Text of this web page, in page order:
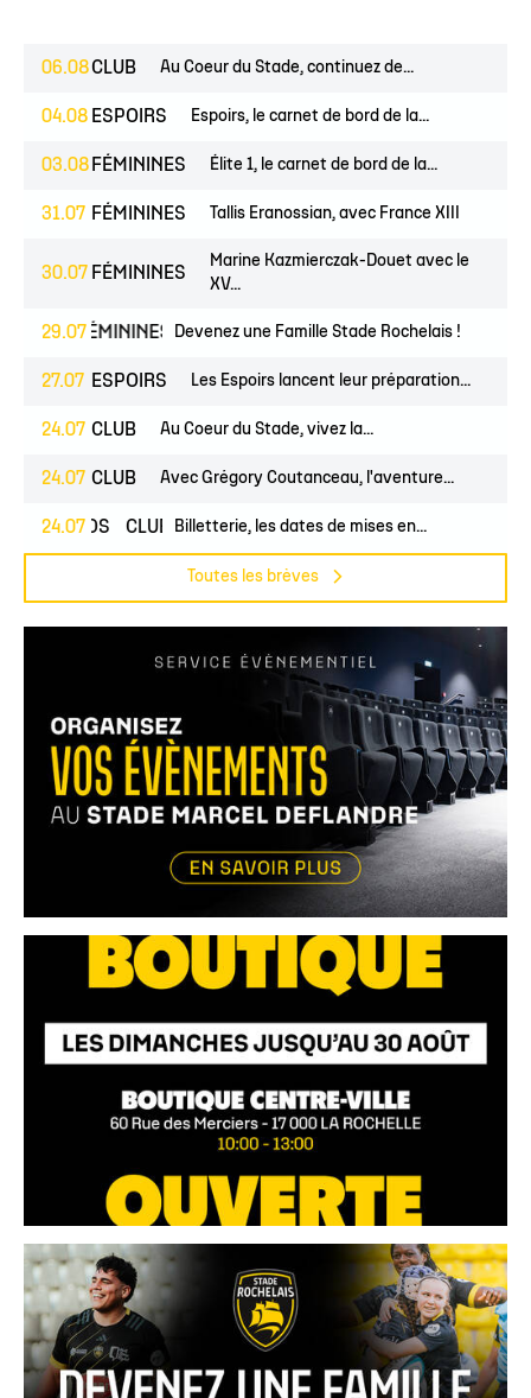
06.08CLUB Au Coeur du Stade, continuez de...
04.08 ESPOIRS Espoirs, le carnet de bord de la...
03.08 FÉMININES Élite 1, le carnet de bord de la...
31.07 FÉMININES Tallis Eranossian, avec France XIII
30.07 FÉMININES
Marine Kazmierczak-Douet avec le
XV...
29.07
FÉMININES CLUB
Devenez une Famille Stade Rochelais !
27.07 ESPOIRS Les Espoirs lancent leur préparation...
24.07 CLUB Au Coeur du Stade, vivez la...
24.07 CLUB Avec Grégory Coutanceau, l'aventure...
24.07
PROS CLUB Billetterie, les dates de mises en...
Toutes les brèves